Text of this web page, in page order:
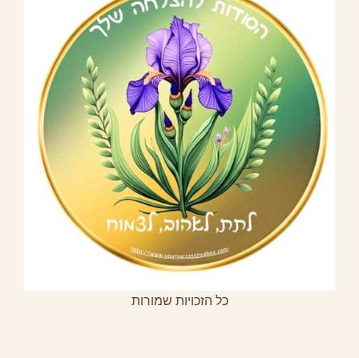
כל הזכויות שמורות